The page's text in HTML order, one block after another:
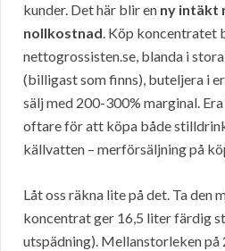
kunder. Det här blir en ny intäkt
nollkostnad. Köp koncentratet
nettogrossisten.se, blanda i
(billigast som finns), buteljera i
sälj med 200-300% marginal.
oftare för att köpa både
källvatten – merförsäljning på
Låt oss räkna lite på det. Ta den
koncentrat ger 16,5 liter färdig
utspädning). Mellanstorleken